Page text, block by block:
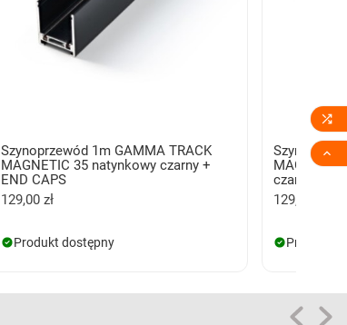
Szynoprzewód 1m GAMMA TRACK
MAGNETIC 35 natynkowy czarny +
END CAPS
129,00 zł
Produkt dostępny
czarny
129,00 zł
Produkt

